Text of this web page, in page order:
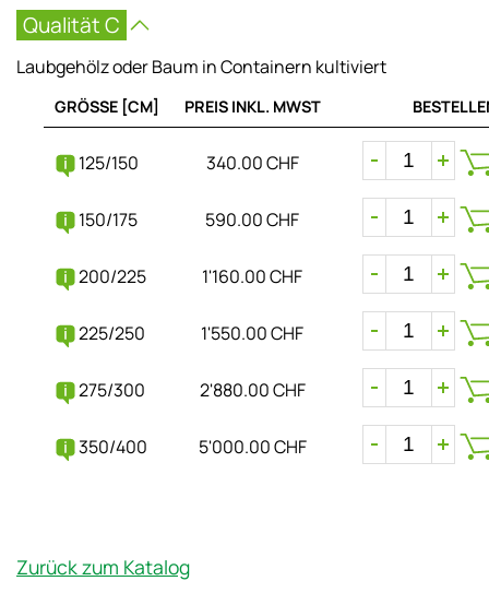
Qualität C
Laubgehölz oder Baum in Containern kultiviert
GRÖSSE [CM] PREIS INKL. MWST
125/150 340.00 CHF
150/175 590.00 CHF
200/225 1'160.00 CHF
225/250 1'550.00 CHF
275/300 2'880.00 CHF
350/400 5'000.00 CHF
Zurück zum Katalog